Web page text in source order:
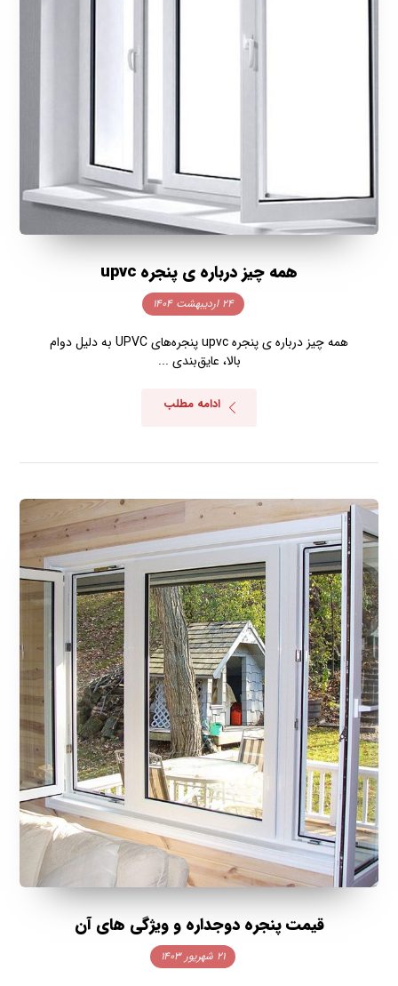
همه چیز درباره ی پنجره upvc
۲۴ اردیبهشت ۱۴۰۴
همه چیز درباره ی پنجره upvc پنجره‌های UPVC به دلیل دوام
بالا، عایق‌بندی ...
ادامه مطلب
قیمت پنجره دوجداره و ویژگی های آن
۲۱ شهریور ۱۴۰۳